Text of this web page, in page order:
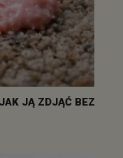
JĄ ZDJĄĆ BEZ